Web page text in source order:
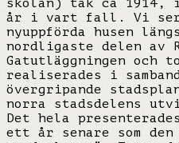
skolan) tak ca 1914,
år i vart fall. Vi ser
nyuppförda husen
nordligaste delen av
Gatutläggningen och
realiserades i
övergripande
norra stadsdelens
Det hela
ett år senare som den